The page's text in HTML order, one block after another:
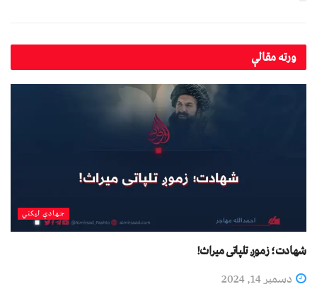
ورتهمقالې
جهادي لیکني
شهادت؛ زموږ تلپاتی میراث!
دسمبر 14, 2024